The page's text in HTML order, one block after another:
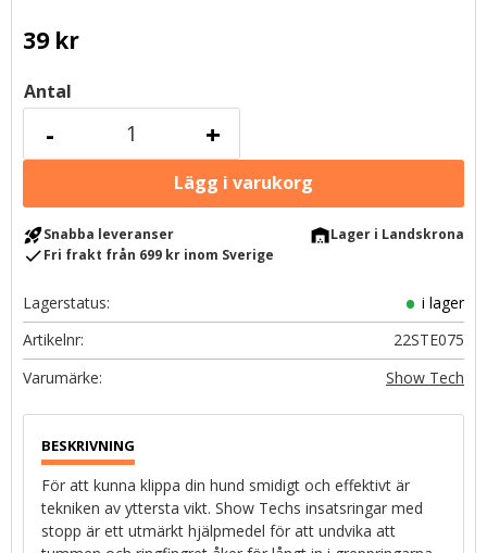
39kr
Antal
+
-
rocket_launchSnabba leveranser warehouseLager i Landskrona
checkFri frakt från 699 kr inom Sverige
Lagerstatus
i lager
Artikelnr
22STE075
Show Tech
För att kunna klippa din hund smidigt och effektivt är
tekniken av yttersta vikt. Show Techs insatsringar med
stopp är ett utmärkt hjälpmedel för att undvika att